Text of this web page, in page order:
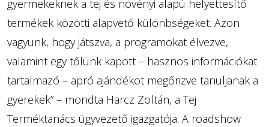
gyermekeknek a tej és növényi alapú helyettesítő
termékek közötti alapvető különbségeket. Azon
vagyunk, hogy játszva, a programokat élvezve,
valamint egy tőlünk kapott – hasznos információkat
tartalmazó – apró ajándékot megőrizve tanuljanak a
gyerekek” – mondta Harcz Zoltán, a Tej
Terméktanács ügyvezető igazgatója. A roadshow